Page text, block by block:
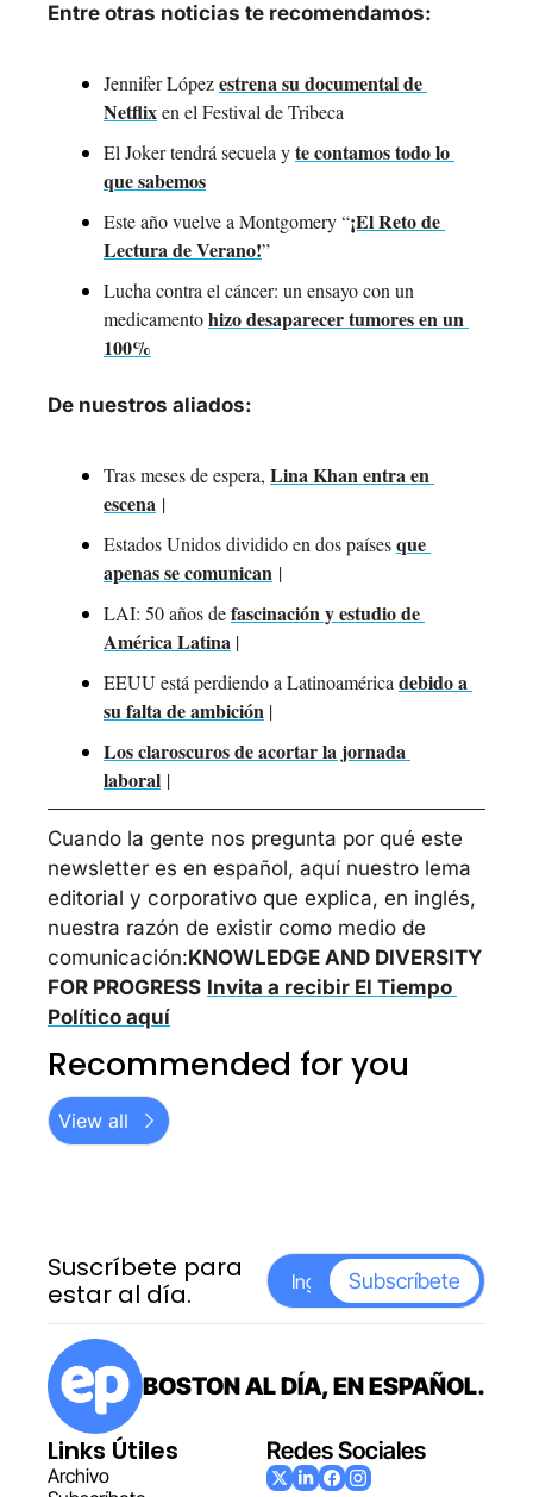
Entre otras noticias te recomendamos:
Jennifer López estrena su documental de
Netflix en el Festival de Tribeca
El Joker tendrá secuela y te contamos todo lo
que sabemos
Este año vuelve a Montgomery “¡El Reto de
Lectura de Verano!”
Lucha contra el cáncer: un ensayo con un
medicamento hizo desaparecer tumores en un
100%
De nuestros aliados:
Tras meses de espera, Lina Khan entra en
escena |
Estados Unidos dividido en dos países que
apenas se comunican |
LAI: 50 años de fascinación y estudio de
América Latina |
EEUU está perdiendo a Latinoamérica debido a
su falta de ambición |
Los claroscuros de acortar la jornada
laboral |
Cuando la gente nos pregunta por qué este
newsletter es en español, aquí nuestro lema
editorial y corporativo que explica, en inglés,
nuestra razón de existir como medio de
comunicación:KNOWLEDGE AND DIVERSITY
FOR PROGRESS Invita a recibir El Tiempo
Político aquí
Recommended for you
View all
Suscríbete para
estar al día.
Subscríbete
BOSTON AL DÍA, EN ESPAÑOL.
Links Útiles
Archivo
Redes Sociales